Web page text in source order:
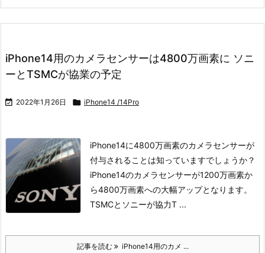
iPhone14用のカメラセンサーは4800万画素に ソニ
ーとTSMCが協業の予定
 2022年1月26日  iPhone14 /14Pro
iPhone14に4800万画素のカメラセンサーが
付与されることは知っていますでしょうか？
iPhone14のカメラセンサーが1200万画素か
ら4800万画素への大幅アップとなります。
TSMCとソニーが協力T ...
記事を読む iPhone14用のカメ ...